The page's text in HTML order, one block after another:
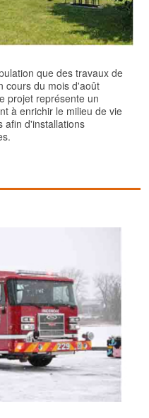
que des travaux de
cours du mois d'août
projet représente un
à enrichir le milieu de vie
afin d'installations